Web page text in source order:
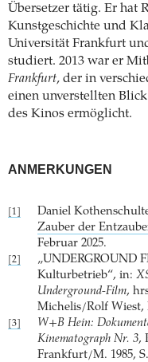
Übersetzer tätig. Er hat
Kunstgeschichte und
Universität Frankfurt
studiert. 2013 war er
Frankfurt, der in
einen unverstellten
des Kinos ermöglicht.
ANMERKUNGEN
[1] Daniel
Zauber der
Februar 2025.
[2]
„UNDERGROUND
Kulturbetrieb“, in:
Underground-Film,
Michelis/Rolf Wiest,
[3]
W+B Hein:
Kinematograph Nr. 3,
Frankfurt/M. 1985,